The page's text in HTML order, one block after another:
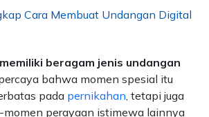
Cara Membuat Undangan Digital
beragam jenis undangan
bahwa momen spesial itu
pada pernikahan, tetapi juga
momen perayaan istimewa lainnya